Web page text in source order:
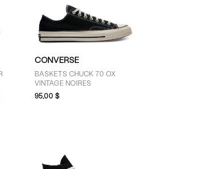
CONVERSE
BASKETS CHUCK 70 OX
VINTAGE NOIRES
95,00 $